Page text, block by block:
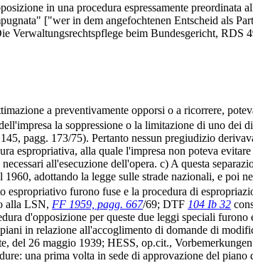
in una procedura espressamente preordinata
["wer in dem angefochtenen Entscheid als
beim Bundesgericht, RDS
a preventivamente opporsi o a ricorrere,
la soppressione o la limitazione di uno dei
pagg. 173/75). Pertanto nessun pregiudizio
espropriativa, alla quale l'impresa non poteva
all'esecuzione dell'opera. c) A questa
adottando la legge sulle strade nazionali, e poi
espropriativo furono fuse e la procedura di
alla LSN, FF 1959, pagg. 667/69; DTF 104 Ib 32
d'opposizione per queste due leggi speciali
in relazione all'accoglimento di domande di
del 26 maggio 1939; HESS, op.cit.,
una prima volta in sede di approvazione del